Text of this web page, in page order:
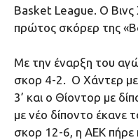
Basket League. O
πρώτος σκόρερ της
Με την έναρξη του
σκορ 4-2. Ο Χάντερ
3’ και ο Θίοντορ με
με νέο δίποντο έκανε
σκορ 12-6, η ΑΕΚ